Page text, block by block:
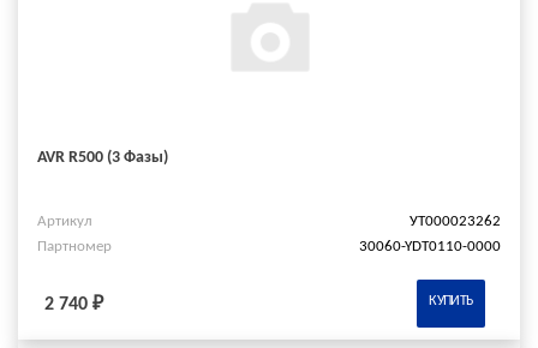
AVR R500 (3 Фазы)
Артикул
УТ000023262
Партномер
30060-YDT0110-0000
2 740 ₽ КУПИТЬ